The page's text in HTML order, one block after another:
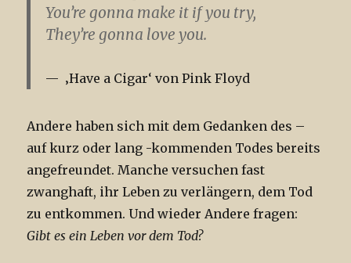
You’re gonna make it if you try,
They’re gonna love you.
‚Have a Cigar‘ von Pink Floyd
Andere haben sich mit dem Gedanken des –
auf kurz oder lang -kommenden Todes bereits
angefreundet. Manche versuchen fast
zwanghaft, ihr Leben zu verlängern, dem Tod
zu entkommen. Und wieder Andere fragen:
Gibt es ein Leben vor dem Tod?